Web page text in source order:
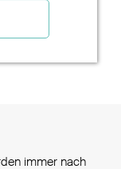
immer nach